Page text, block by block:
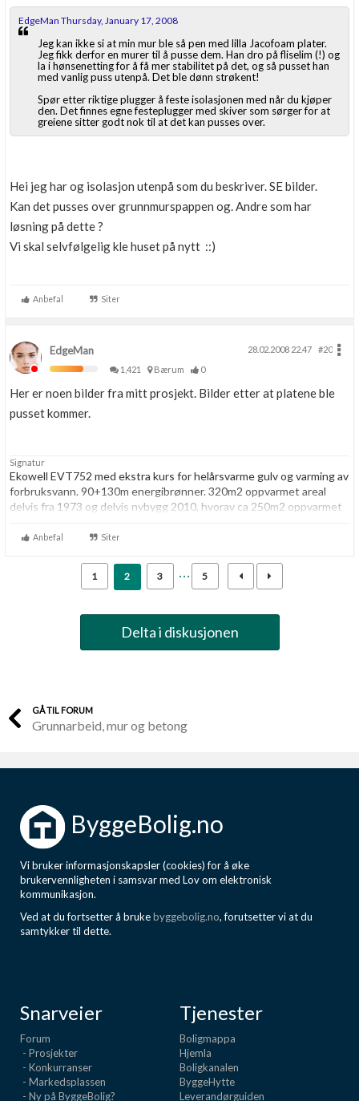
EdgeMan Thursday, January 17, 2008
Jeg kan ikke si at min mur ble så pen med lilla Jacofoam plater.
Jeg fikk derfor en murer til å pusse dem. Han dro på fliselim (!) og
la i hønsenetting for å få mer stabilitet på det, og så pusset han
med vanlig puss utenpå. Det ble dønn strøkent!
Spør etter riktige plugger å feste isolasjonen med når du kjøper
den. Det finnes egne festeplugger med skiver som sørger for at
greiene sitter godt nok til at det kan pusses over.
Hei jeg har og isolasjon utenpå som du beskriver. SE bilder.
Kan det pusses over grunnmurspappen og. Andre som har
løsning på dette ?
Vi skal selvfølgelig kle huset på nytt ::)
Anbefal Siter
EdgeMan 28.02.2008 22.47
#20
1,421
Bærum 0
Her er noen bilder fra mitt prosjekt. Bilder etter at platene ble
pusset kommer.
Signatur
Ekowell EVT752 med ekstra kurs for helårsvarme gulv og varming av
forbruksvann. 90+130m energibrønner. 320m2 oppvarmet areal
delvis fra 1973 og delvis nybygg 2010, hvorav ca 250m2 oppvarmet
TS300-S balansert ventilasjon. Strømforbruk 2014: 29376kwt
Anbefal Siter
1 2 3 5
Delta i diskusjonen
GÅ TIL FORUM
Grunnarbeid, mur og betong
ByggeBolig.no
Vi bruker informasjonskapsler (cookies) for å øke
brukervennligheten i samsvar med Lov om elektronisk
kommunikasjon.
Ved at du fortsetter å brukebyggebolig.no, forutsetter vi at du
samtykker til dette.
Snarveier
Forum
- Prosjekter
- Konkurranser
- Markedsplassen
- Ny på ByggeBolig?
Tjenester
Boligmappa
Hjemla
Boligkanalen
ByggeHytte
Leverandørguiden